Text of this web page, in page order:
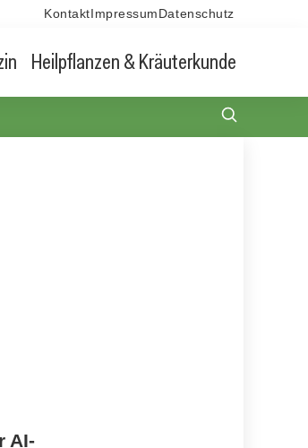
Kontakt Impressum Datenschutz
Heilpflanzen & Kräuterkunde
AI-